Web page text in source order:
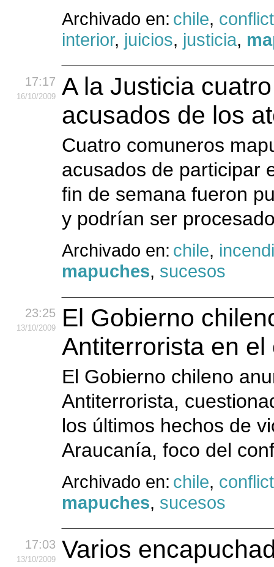
Archivado en: chile,
interior, juicios, justicia,
17:17
16/10/2009
A la Justicia
acusados de los
Cuatro comuneros
acusados de participar
fin de semana fueron
y podrían ser
Archivado en: chile,
mapuches, sucesos
23:25
13/10/2009
El Gobierno
Antiterrorista en
El Gobierno chileno
Antiterrorista,
los últimos hechos de
Araucanía, foco del
Archivado en: chile,
mapuches, sucesos
17:03
13/10/2009
Varios